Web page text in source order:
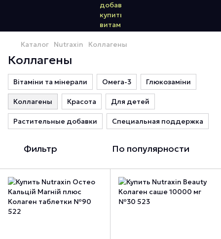
Каталог Nutraxin Коллагены
Коллагены
Вітаміни та мінерали Омега-3 Глюкозаміни
Коллагены Красота Для детей
Растительные добавки Специальная поддержка
Фильтр По популярности